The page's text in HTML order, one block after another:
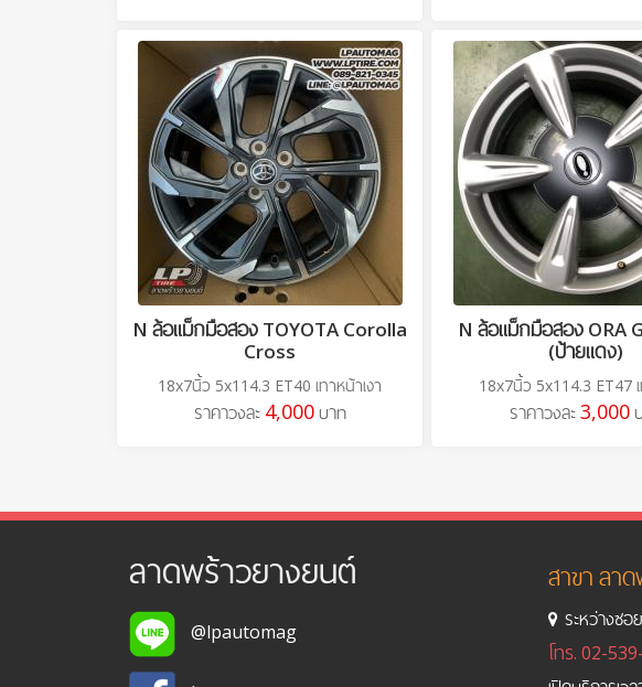
N ล้อแม็กมือสอง TOYOTA Corolla
Cross
18x7นิ้ว 5x114.3 ET40 เทาหน้าเงา
ราคาวงละ 4,000บาท
N ล้อแม็กมือสอง ORA
(ป้ายแดง)
18x7นิ้ว 5x114.3 ET47
ราคาวงละ 3,000
ลาดพร้าวยางยนต์
@lpautomag
สาขา ลา
ระหว่างซ
โทร. 02-